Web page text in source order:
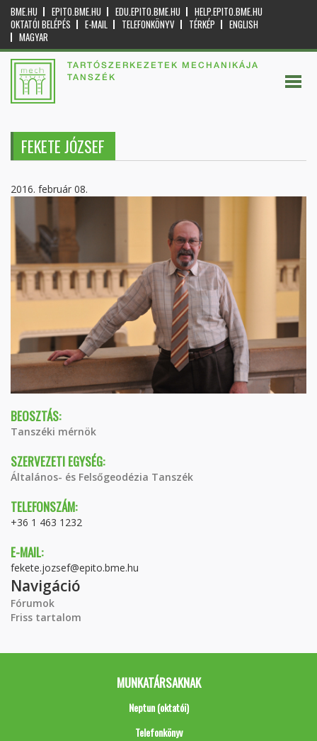
BME.HU EPITO.BME.HU EDU.EPITO.BME.HU
HELP.EPITO.BME.HU
OKTATÓI BELÉPÉS
E-MAIL TELEFONKÖNYV TÉRKÉP
ENGLISH
MAGYAR
TARTÓSZERKEZETEK MECHANIKÁJA
TANSZÉK
FEKETE JÓZSEF
2016. február 08.
BEOSZTÁS:
Tanszéki mérnök
SZERVEZETI EGYSÉG:
Általános- és Felsőgeodézia Tanszék
TELEFONSZÁM:
+36 1 463 1232
E-MAIL:
fekete.jozsef@epito.bme.hu
Navigáció
Fórumok
Friss tartalom
MUNKATÁRSAKNAK
Neptun (oktatói)
Telefonkönyv